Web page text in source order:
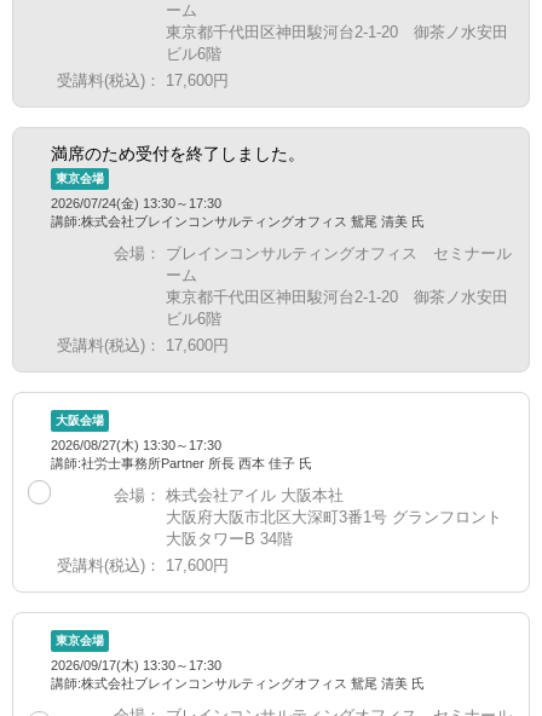
ーム
東京都千代田区神田駿河台2-1-20 御茶ノ水安田
ビル6階
受講料(税込)：
17,600円
満席のため受付を終了しました。
東京会場
2026/07/24(金) 13:30～17:30
講師:株式会社ブレインコンサルティングオフィス 鴛尾 清美 氏
会場：
ブレインコンサルティングオフィス セミナール
ーム
東京都千代田区神田駿河台2-1-20 御茶ノ水安田
ビル6階
受講料(税込)：
17,600円
大阪会場
2026/08/27(木) 13:30～17:30
講師:社労士事務所Partner 所長 西本 佳子 氏
会場：
株式会社アイル 大阪本社
大阪府大阪市北区大深町3番1号 グランフロント
大阪タワーB 34階
受講料(税込)：
17,600円
東京会場
2026/09/17(木) 13:30～17:30
講師:株式会社ブレインコンサルティングオフィス 鴛尾 清美 氏